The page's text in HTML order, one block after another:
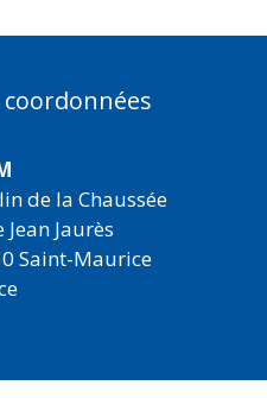
coordonnées
de la Chaussée
Jean Jaurès
Saint-Maurice